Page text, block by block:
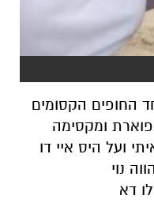
החופים הקסומים
ומקסימה
ועל היס איי דו
נוי
דא